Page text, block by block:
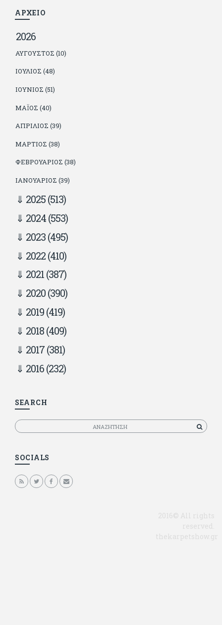
ΑΡΧΕΙΟ
2026
ΑΎΓΟΥΣΤΟΣ (10)
ΙΟΎΛΙΟΣ (48)
ΙΟΎΝΙΟΣ (51)
ΜΆΙΟΣ (40)
ΑΠΡΊΛΙΟΣ (39)
ΜΆΡΤΙΟΣ (38)
ΦΕΒΡΟΥΆΡΙΟΣ (38)
ΙΑΝΟΥΆΡΙΟΣ (39)
2025(513)
2024(553)
2023(495)
2022(410)
2021(387)
2020(390)
2019(419)
2018(409)
2017(381)
2016(232)
SEARCH
Αναζητηση
SOCIALS